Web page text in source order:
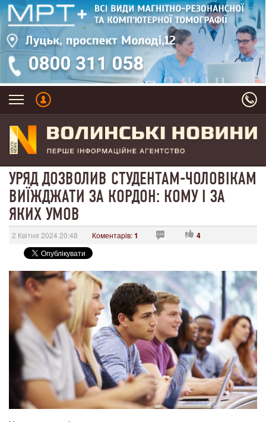
УРЯД ДОЗВОЛИВ СТУДЕНТАМ-ЧОЛОВІКАМ
ВИЇЖДЖАТИ ЗА КОРДОН: КОМУ І ЗА
ЯКИХ УМОВ
2 Квітня 2024 20:48 Коментарів:1 4